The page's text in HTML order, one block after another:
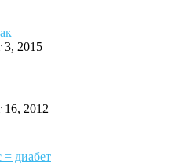
3, 2015
16, 2012
= диабет